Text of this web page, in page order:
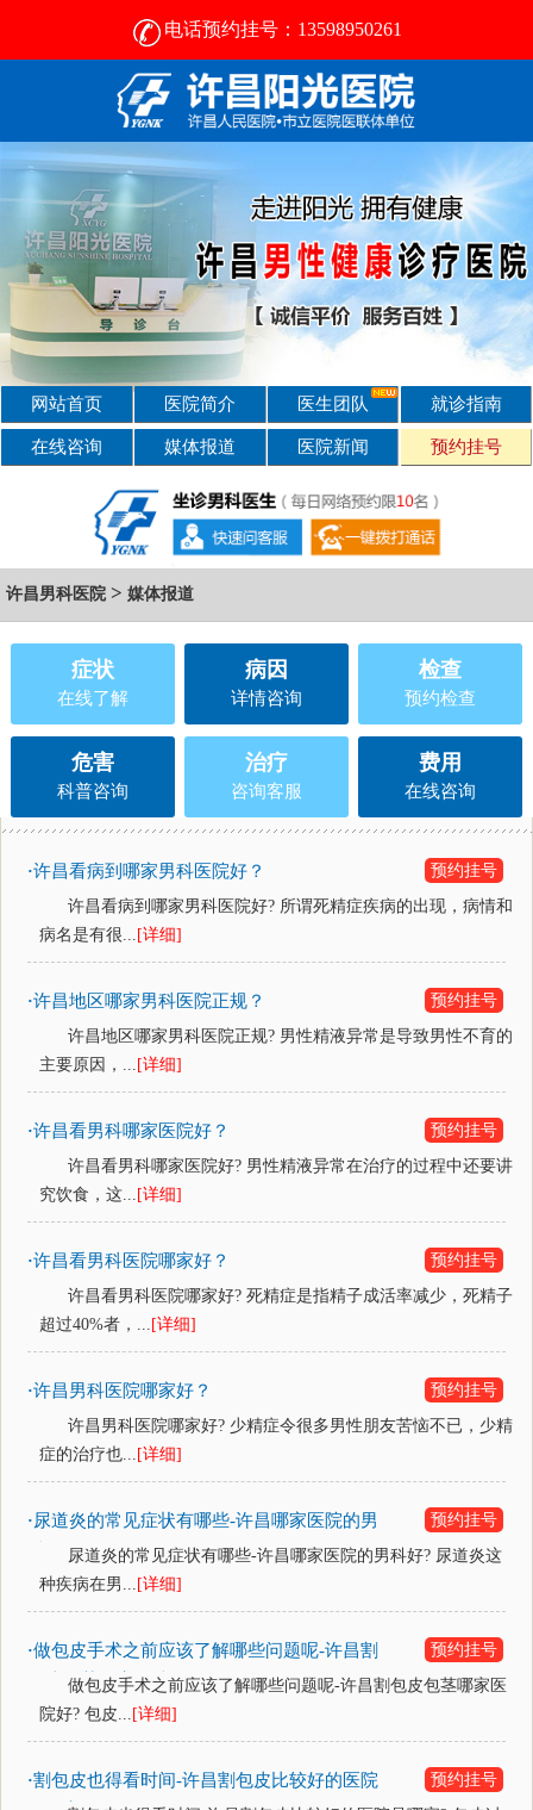
电话预约挂号：13598950261
许昌男科病医院那好- [2025新资讯] -许昌男科医院
网站首页 医院简介 医生团队 就诊指南
在线咨询 媒体报道 医院新闻 预约挂号
许昌男科医院 > 媒体报道
症状
在线了解
病因
详情咨询
检查
预约检查
危害
科普咨询
治疗
咨询客服
费用
在线咨询
·许昌看病到哪家男科医院好？
预约挂号
许昌看病到哪家男科医院好? 所谓死精症疾病的出现，病情和
病名是有很... [详细]
·许昌地区哪家男科医院正规？
预约挂号
许昌地区哪家男科医院正规? 男性精液异常是导致男性不育的
主要原因，... [详细]
·许昌看男科哪家医院好？
预约挂号
许昌看男科哪家医院好? 男性精液异常在治疗的过程中还要讲
究饮食，这... [详细]
·许昌看男科医院哪家好？
预约挂号
许昌看男科医院哪家好? 死精症是指精子成活率减少，死精子
超过40%者，... [详细]
·许昌男科医院哪家好？
预约挂号
许昌男科医院哪家好? 少精症令很多男性朋友苦恼不已，少精
症的治疗也... [详细]
·尿道炎的常见症状有哪些-许昌哪家医院的男
科好？
预约挂号
尿道炎的常见症状有哪些-许昌哪家医院的男科好? 尿道炎这
种疾病在男... [详细]
·做包皮手术之前应该了解哪些问题呢-许昌割
包皮包茎哪家医院好？
预约挂号
做包皮手术之前应该了解哪些问题呢-许昌割包皮包茎哪家医
院好? 包皮... [详细]
·割包皮也得看时间-许昌割包皮比较好的医院
预约挂号